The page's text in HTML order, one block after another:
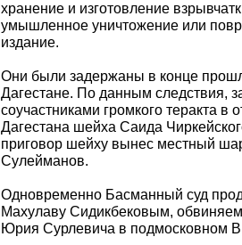
хранение и изготовление
умышленное уничтожение или
издание.
Они были задержаны в конце
Дагестане. По данным следствия,
соучастниками громкого теракта в
Дагестана шейха Саида
приговор шейху вынес местный
Сулейманов.
Одновременно Басманный суд
Махулаву Сидикбековым,
Юрия Сурлевича в подмосковном